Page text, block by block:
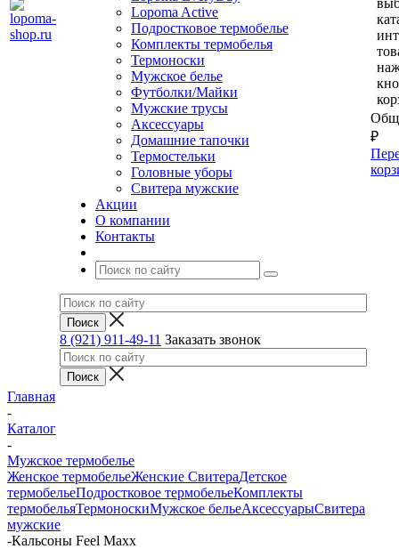
Lopoma Active
Подростковое термобелье
Комплекты термобелья
Термоноски
Мужское белье
Футболки/Майки
Мужские трусы
Аксессуары
Домашние тапочки
Термостельки
Головные уборы
Свитера мужские
Акции
О компании
Контакты
8 (921) 911-49-11 Заказать звонок
₽
Главная
-
Каталог
-
Мужское термобелье
Женское термобельеЖенские СвитераДетское
термобельеПодростковое термобельеКомплекты
термобельяТермоноскиМужское бельеАксессуарыСвитера
мужские
-Кальсоны Feel Maxx